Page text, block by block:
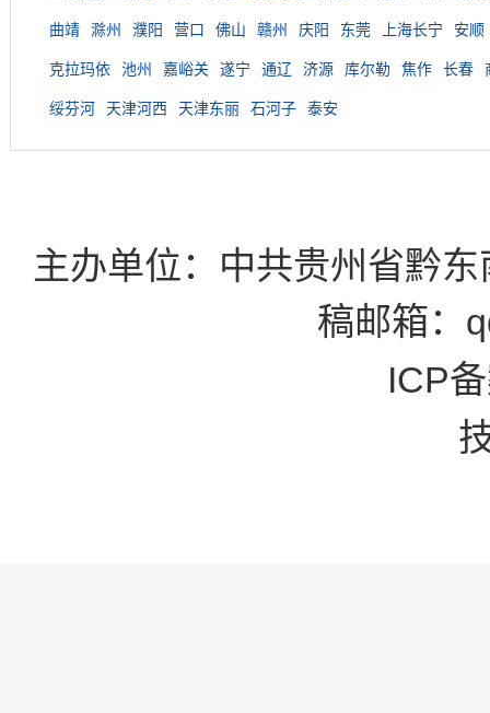
曲靖 滁州 濮阳 营口 佛山 赣州 庆阳 东莞 上海长宁 安顺
克拉玛依 池州 嘉峪关 遂宁 通辽 济源 库尔勒 焦作 长春
绥芬河 天津河西 天津东丽 石河子 泰安
主办单位：中共贵州省黔
稿邮箱：
ICP